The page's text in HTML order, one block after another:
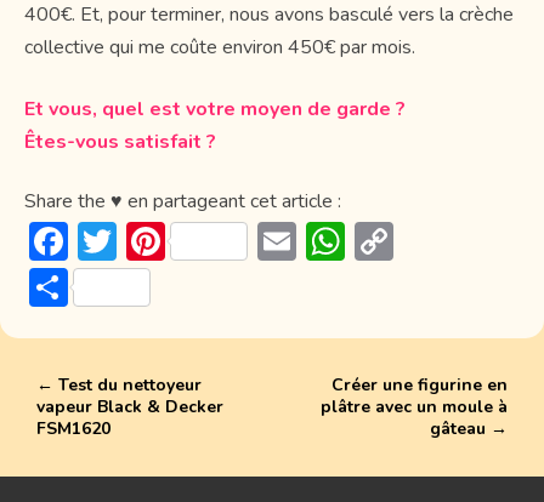
400€. Et, pour terminer, nous avons basculé vers la crèche
collective qui me coûte environ 450€ par mois.
Et vous, quel est votre moyen de garde ?
Êtes-vous satisfait ?
Share the ♥ en partageant cet article :
F
ac
e
o
ok
T
w
itt
Pi
st
E W
A
p
Li
k
P
ar
ta
g
er
← Test du nettoyeur
vapeur Black & Decker
FSM1620
Créer une figurine en
plâtre avec un moule à
gâteau →